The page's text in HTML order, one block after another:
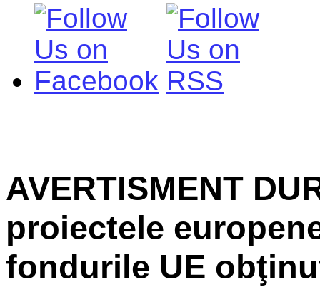
AVERTISMENT
proiectele
fondurile UE